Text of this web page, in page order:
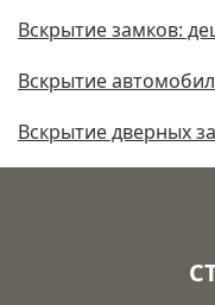
Вскрытие замков:
Вскрытие
Вскрытие дверных